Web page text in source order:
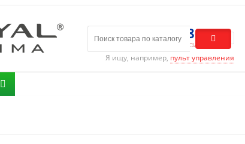
8 (800) 301-01-86
Бесплатный звонок по России
Я ищу, например, пульт управления